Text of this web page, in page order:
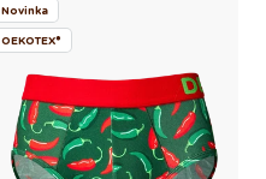
Novinka
OEKOTEX®